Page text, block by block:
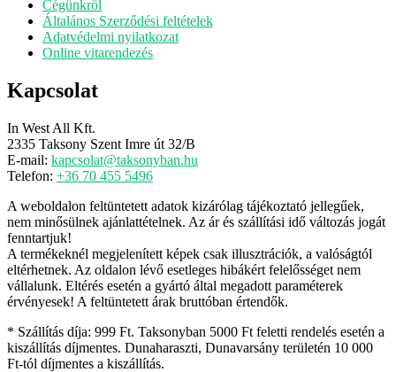
Cégünkről
Általános Szerződési feltételek
Adatvédelmi nyilatkozat
Online vitarendezés
Kapcsolat
In West All Kft.
2335 Taksony Szent Imre út 32/B
E-mail: kapcsolat@taksonyban.hu
Telefon: +36 70 455 5496
A weboldalon feltüntetett adatok kizárólag tájékoztató jellegűek,
nem minősülnek ajánlattételnek. Az ár és szállítási idő változás jogát
fenntartjuk!
A termékeknél megjelenített képek csak illusztrációk, a valóságtól
eltérhetnek. Az oldalon lévő esetleges hibákért felelősséget nem
vállalunk. Eltérés esetén a gyártó által megadott paraméterek
érvényesek! A feltüntetett árak bruttóban értendők.
* Szállítás díja: 999 Ft. Taksonyban 5000 Ft feletti rendelés esetén a
kiszállítás díjmentes. Dunaharaszti, Dunavarsány területén 10 000
Ft-tól díjmentes a kiszállítás.